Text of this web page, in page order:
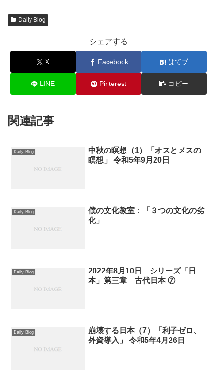
Daily Blog
シェアする
X Facebook はてブ
LINE Pinterest コピー
関連記事
Daily Blog
中秋の瞑想（1）「オスとメスの
瞑想」 令和5年9月20日
Daily Blog
僕の文化教室：「３つの文化の劣
化」
Daily Blog
2022年8月10日 シリーズ「日
本」第三章 古代日本 ⑦
Daily Blog
崩壊する日本（7）「利子ゼロ、
外資導入」 令和5年4月26日